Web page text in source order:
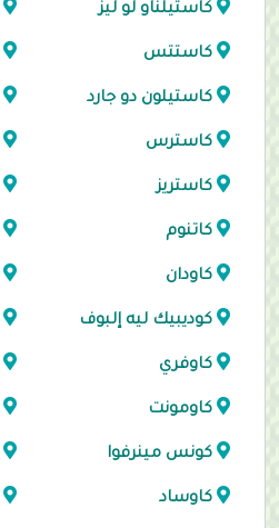
كاستيلناو لو ليز
كاستتس
كاستيلون دو جارد
كاسترس
كاستريز
كاتنوم
كاودان
كوديبيك ليه إلبوف
كاوفري
كاومونت
كونس مينرفوا
كاوساد